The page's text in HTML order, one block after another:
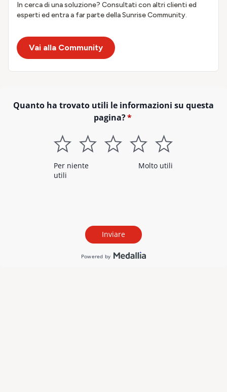
In cerca di una soluzione? Consultati con altri clienti ed
esperti ed entra a far parte della Sunrise Community.
Vai alla Community